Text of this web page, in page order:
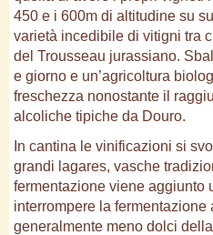
450 e i 600m di altitudine su
varietà incedibile di vitigni tra
del Trousseau jurassiano.
e giorno e un’agricoltura
freschezza nonostante il
alcoliche tipiche da Douro.
In cantina le vinificazioni si
grandi lagares, vasche
fermentazione viene aggiunto
interrompere la
generalmente meno dolci